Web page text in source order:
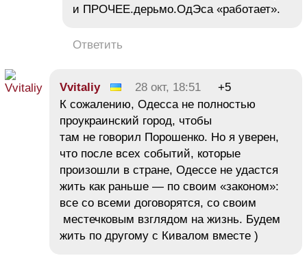
и ПРОЧЕЕ.дерьмо.ОдЭса «работает».
Ответить
Vvitaliy 28 окт, 18:51
+5
К сожалению, Одесса не полностью
проукраинский город, чтобы
там не говорил Порошенко. Но я уверен,
что после всех событий, которые
произошли в стране, Одессе не удастся
жить как раньше — по своим «законом»:
все со всеми договорятся, со своим
местечковым взглядом на жизнь. Будем
жить по другому с Кивалом вместе )